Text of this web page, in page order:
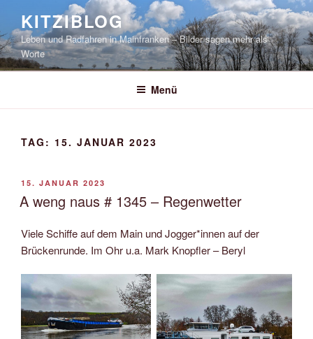
springen
KITZIBLOG
Leben und Radfahren in Mainfranken – Bilder sagen mehr als
Worte
Menü
TAG: 15. JANUAR 2023
VERÖFFENTLICHT
AM
15. JANUAR 2023
A weng naus # 1345 – Regenwetter
Viele Schiffe auf dem Main und Jogger*innen auf der
Brückenrunde. Im Ohr u.a. Mark Knopfler – Beryl